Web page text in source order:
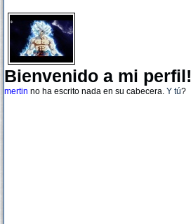
Bienvenido a mi perfil!
mertin no ha escrito nada en su cabecera. Y tú?